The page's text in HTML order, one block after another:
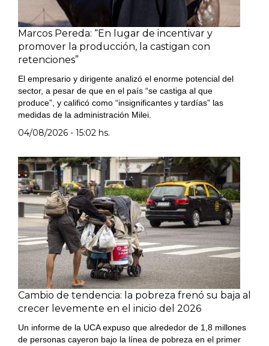
Marcos Pereda: “En lugar de incentivar y
promover la producción, la castigan con
retenciones”
El empresario y dirigente analizó el enorme potencial del
sector, a pesar de que en el país “se castiga al que
produce”, y calificó como “insignificantes y tardías” las
medidas de la administración Milei.
04/08/2026 - 15:02 hs.
Cambio de tendencia: la pobreza frenó su baja al
crecer levemente en el inicio del 2026
Un informe de la UCA expuso que alrededor de 1,8 millones
de personas cayeron bajo la línea de pobreza en el primer